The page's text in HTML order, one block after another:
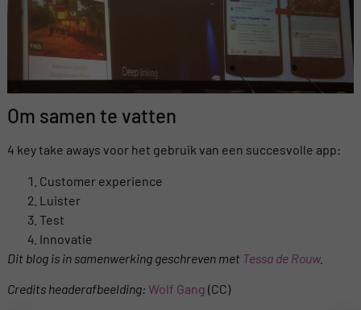
Om samen te vatten
4 key take aways voor het gebruik van een succesvolle app:
Customer experience
Luister
Test
Innovatie
Dit blog is in samenwerking geschreven met Tessa de Rouw.
Credits headerafbeelding: Wolf Gang (CC)